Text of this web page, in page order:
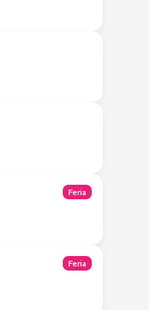
Feria
Feria